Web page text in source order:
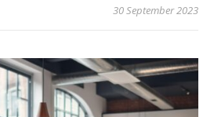
30 September 2023